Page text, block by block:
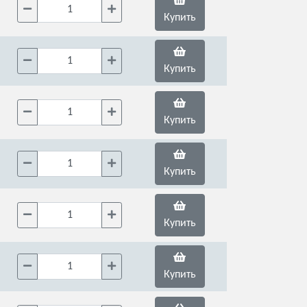
Купить
Купить
Купить
Купить
Купить
Купить